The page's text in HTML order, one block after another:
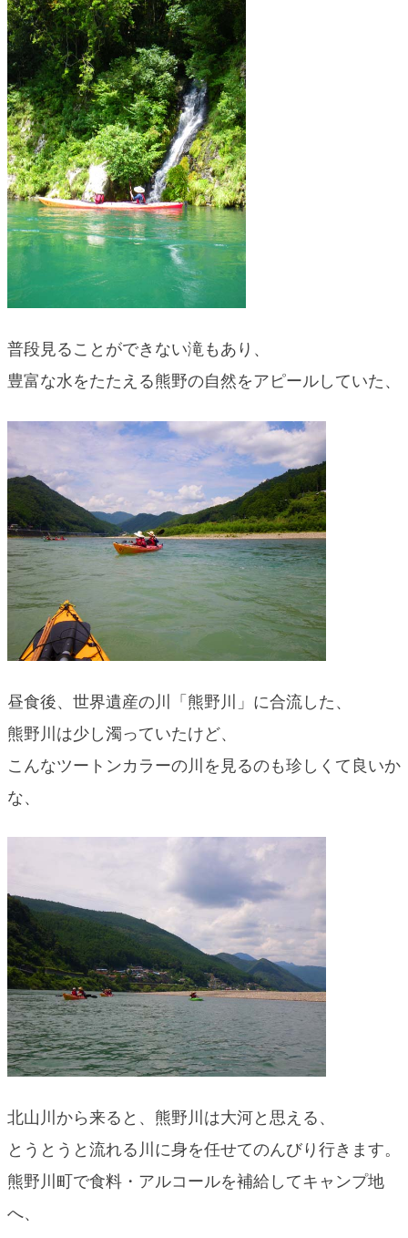
普段見ることができない滝もあり、
豊富な水をたたえる熊野の自然をアピールしていた、
昼食後、世界遺産の川「熊野川」に合流した、
熊野川は少し濁っていたけど、
こんなツートンカラーの川を見るのも珍しくて良いか
な、
北山川から来ると、熊野川は大河と思える、
とうとうと流れる川に身を任せてのんびり行きます。
熊野川町で食料・アルコールを補給してキャンプ地
へ、